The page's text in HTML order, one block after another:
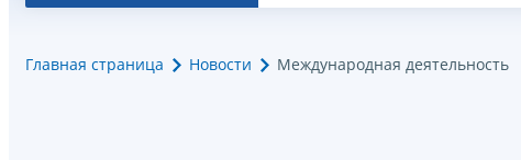
Главная страница Новости Международная деятельность